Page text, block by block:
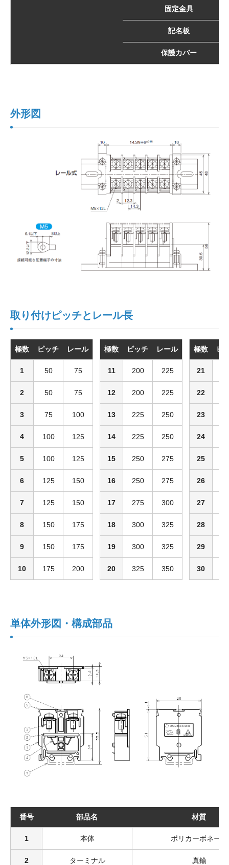
固定金具
記名板
保護カバー
外形図
取り付けピッチとレール長
極数 ピッチ レール
1 50 75
2 50 75
3 75 100
4 100 125
5 100 125
6 125 150
7 125 150
8 150 175
9 150 175
10 175 200
極数 ピッチ レール
11 200 225
12 200 225
13 225 250
14 225 250
15 250 275
16 250 275
17 275 300
18 300 325
19 300 325
20 325 350
極数 ピ
21
22
23
24
25
26
27
28
29
30
単体外形図・構成部品
番号 部品名 材質
1 本体 ポリカーボネート
2 ターミナル 真鍮